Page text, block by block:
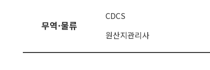
무역·물류
CDCS
원산지관리사